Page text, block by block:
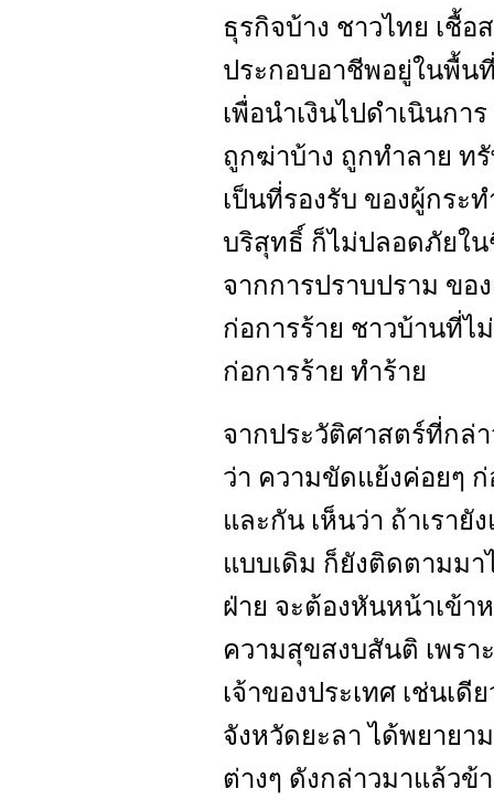
ธุรกิจบ้าง ชาวไทย เชื้
ประกอบอาชีพอยู่ในพื้น
เพื่อนำเงินไปดำเนินก
ถูกฆ่าบ้าง ถูกทำลาย ท
เป็นที่รองรับ ของผู้กระ
บริสุทธิ์ ก็ไม่ปลอดภัยใ
จากการปราบปราม ขอ
ก่อการร้าย ชาวบ้านที่ไ
ก่อการร้าย ทำร้าย
จากประวัติศาสตร์ที่กล่
ว่า ความขัดแย้งค่อยๆ
และกัน เห็นว่า ถ้าเรา
แบบเดิม ก็ยังติดตามมา
ฝ่าย จะต้องหันหน้าเข้า
ความสุขสงบสันติ เพรา
เจ้าของประเทศ เช่นเ
จังหวัดยะลา ได้พยายา
ต่างๆ ดังกล่าวมาแล้วข้